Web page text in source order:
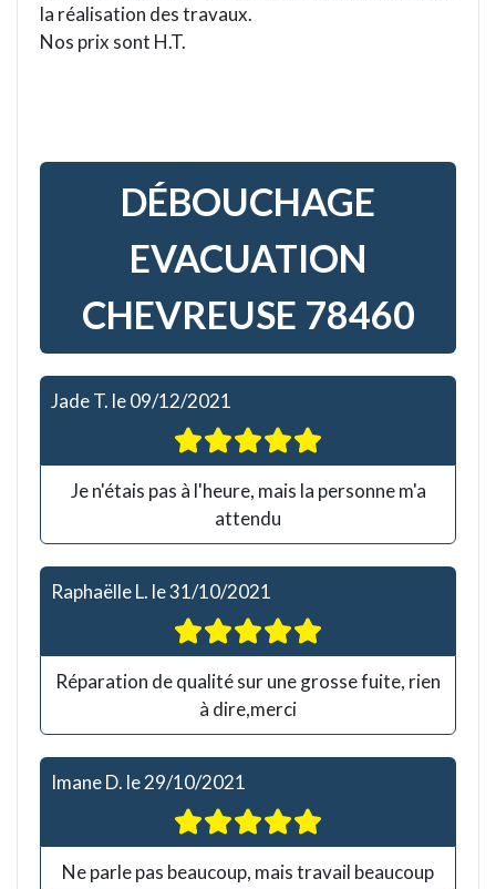
la réalisation des travaux.
Nos prix sont H.T.
DÉBOUCHAGE
EVACUATION
CHEVREUSE 78460
Jade T. le09/12/2021
Je n'étais pas à l'heure, mais la personne m'a
attendu
Raphaëlle L. le31/10/2021
Réparation de qualité sur une grosse fuite, rien
à dire,merci
Imane D. le29/10/2021
Ne parle pas beaucoup, mais travail beaucoup